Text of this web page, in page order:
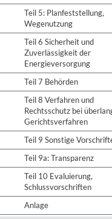
Teil 5: Planfeststellung,
Wegenutzung
Teil 6 Sicherheit und
Zuverlässigkeit der
Energieversorgung
Teil 7 Behörden
Teil 8 Verfahren und
Rechtsschutz bei
Gerichtsverfahren
Teil 9 Sonstige
Teil 9a: Transparenz
Teil 10 Evaluierung,
Schlussvorschriften
Anlage